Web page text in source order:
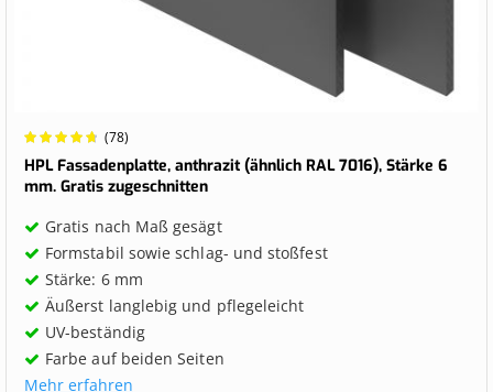
Wertung:
96.7949%
(78)
HPL Fassadenplatte, anthrazit (ähnlich RAL 7016), Stärke 6
mm. Gratis zugeschnitten
Gratis nach Maß gesägt
Formstabil sowie schlag- und stoßfest
Stärke: 6 mm
Äußerst langlebig und pflegeleicht
UV-beständig
Farbe auf beiden Seiten
Mehr erfahren